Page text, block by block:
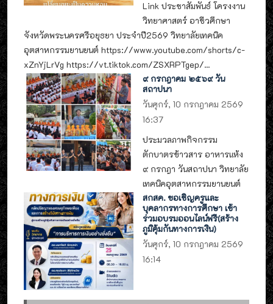
Link ประชาสัมพันธ์ โครงงาน
วิทยาศาสตร์ อาชีวศึกษา
จังหวัดพระนครศรีอยุธยา ประจำปี2569 วิทยาลัยเทคนิค
อุตสาหกรรมยานยนต์ https://www.youtube.com/shorts/c-
xZnYjLrVg https://vt.tiktok.com/ZSXRPTgep/...
๙ กรกฎาคม ๒๕๖๙ วัน
สถาปนา
วันศุกร์, 10 กรกฎาคม 2569
16:37
ประมวลภาพกิจกรรม
ตักบาตรข้าวสาร อาหารแห้ง
๙ กรกฎา วันสถาปนา วิทยาลัย
เทคนิคอุตสาหกรรมยานยนต์
สกสค. ขอเชิญครูและ
บุคลากรทางการศึกษา เข้า
ร่วมอบรมออนไลน์ฟรี(สร้าง
ภูมิคุ้มกันทางการเงิน)
วันศุกร์, 10 กรกฎาคม 2569
16:14